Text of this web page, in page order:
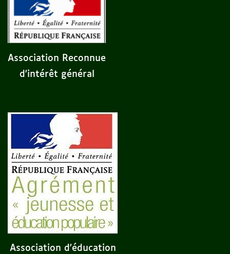
Association Reconnue
d'intérêt général
Association d'éducation